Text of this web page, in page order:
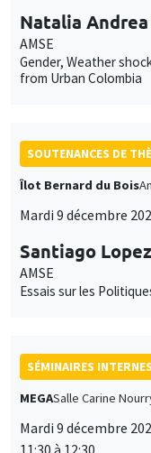
Natalia
AMSE
Gender, Weather
from Urban Colombia
SOUTENANCES DE
Îlot Bernard du Bois
Mardi 9 décembre
Santiago Lopez
AMSE
Essais sur les
SÉMINAIRES
MEGASalle Carine Nourry
Mardi 9 décembre
11:30 à 12:30